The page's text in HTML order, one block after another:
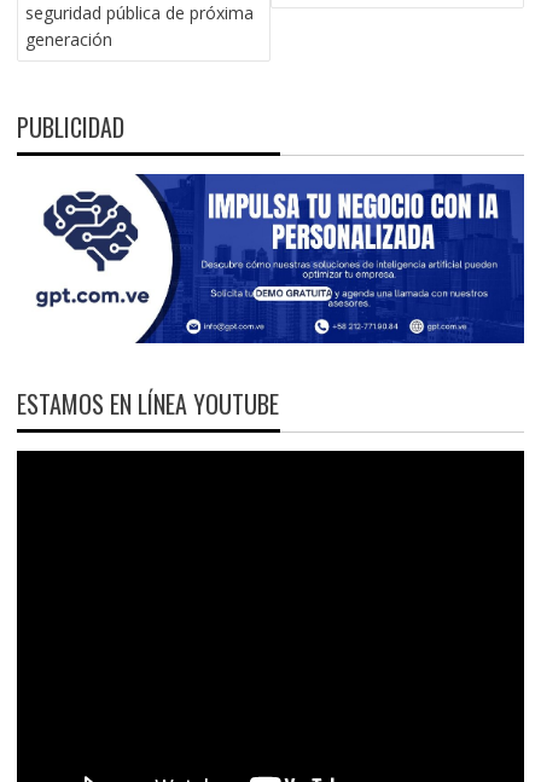
seguridad pública de próxima
generación
PUBLICIDAD
ESTAMOS EN LÍNEA YOUTUBE